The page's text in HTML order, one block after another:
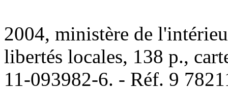
2004, ministère de
libertés locales, 138 p.,
11-093982-6. - Réf. 9